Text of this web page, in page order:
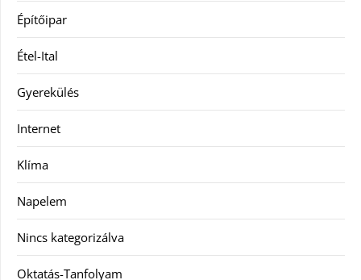
Építőipar
Étel-Ital
Gyerekülés
Internet
Klíma
Napelem
Nincs kategorizálva
Oktatás-Tanfolyam